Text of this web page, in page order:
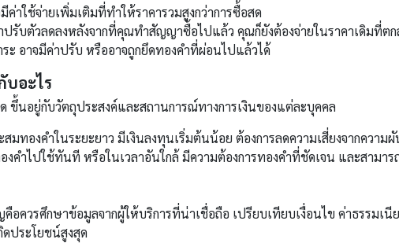
ค่าใช้จ่ายเพิ่มเติมที่ทำให้ราคารวมสูงกว่าการซื้อสด
ปรับตัวลดลงหลังจากที่คุณทำสัญญาซื้อไปแล้ว คุณก็ยังต้องจ่ายในราคาเดิมที่ตก
ะ อาจมีค่าปรับ หรืออาจถูกยึดทองคำที่ผ่อนไปแล้วได้
บอะไร
ขึ้นอยู่กับวัตถุประสงค์และสถานการณ์ทางการเงินของแต่ละบุคคล
มทองคำในระยะยาว มีเงินลงทุนเริ่มต้นน้อย ต้องการลดความเสี่ยงจากความ
งคำไปใช้ทันที หรือในเวลาอันใกล้ มีความต้องการทองคำที่ชัดเจน และสามา
อควรศึกษาข้อมูลจากผู้ให้บริการที่น่าเชื่อถือ เปรียบเทียบเงื่อนไข ค่าธรรมเ
ประโยชน์สูงสุด